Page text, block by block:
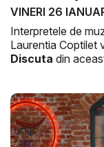
C...
VINERI 26
Interpretele de
Laurentia Coptilet
Discuta din